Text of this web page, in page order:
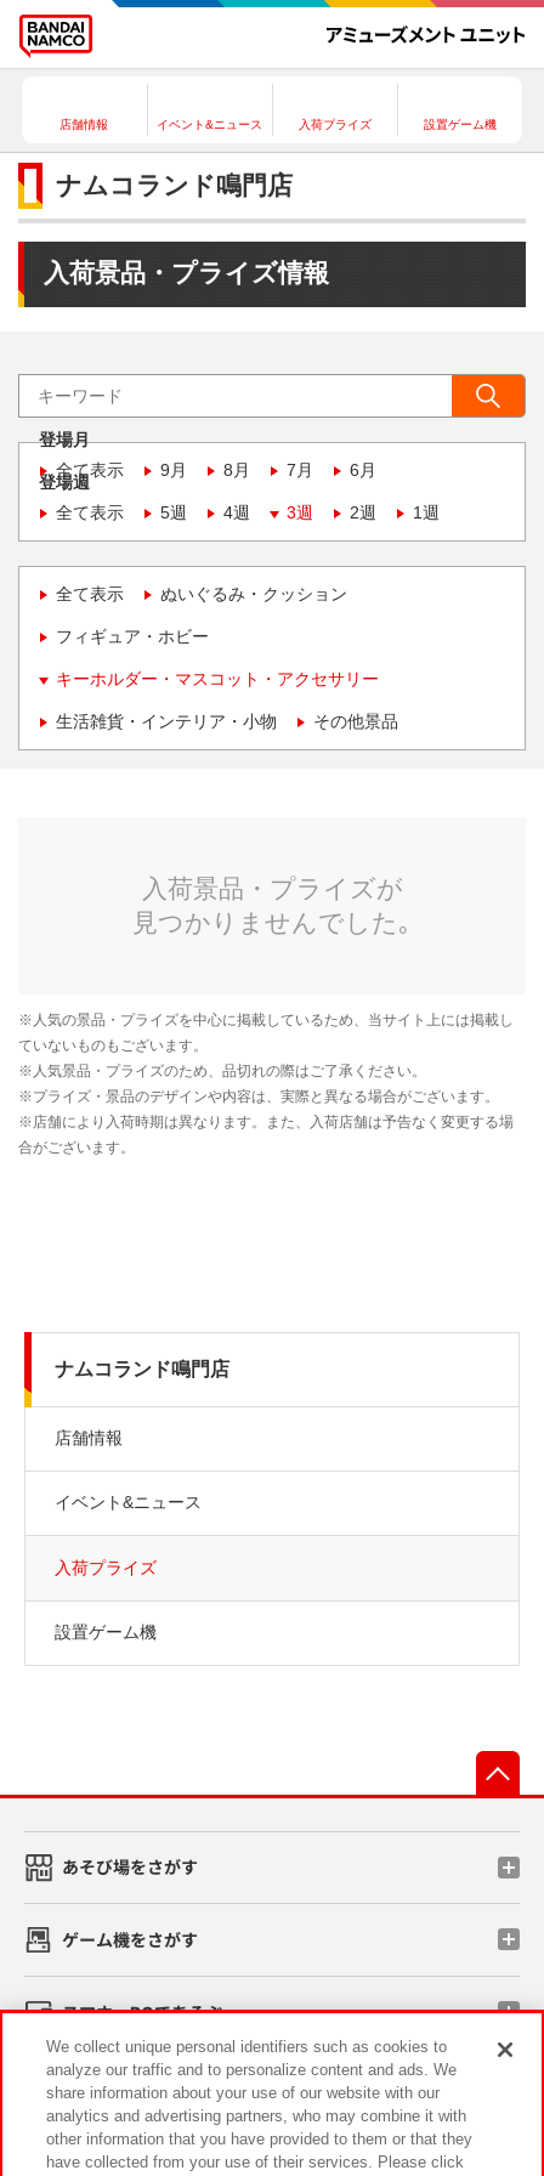
店舗情報 イベント&ニュース 入荷プライズ 設置ゲーム機
ナムコランド鳴門店
入荷景品・プライズ情報
登場月
全て表示
9月 8月 7月 6月
登場週
全て表示
5週 4週 3週 2週 1週
全て表示 ぬいぐるみ・クッション
フィギュア・ホビー
キーホルダー・マスコット・アクセサリー
生活雑貨・インテリア・小物 その他景品
ナムコランド鳴門店
店舗情報
イベント&ニュース
入荷プライズ
設置ゲーム機
あそび場をさがす
ゲーム機をさがす
スマホ・PCであそぶ
イベント・キャンペーン
We collect unique personal identifiers such as cookies to
analyze our traffic and to personalize content and ads. We
share information about your use of our website with our
analytics and advertising partners, who may combine it with
other information that you have provided to them or that they
have collected from your use of their services. Please click